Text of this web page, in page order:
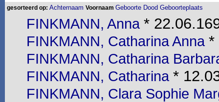
gesorteerd op: Achternaam Voornaam Geboorte Dood Geboorteplaats
FINKMANN, Anna *
FINKMANN, Catharina Anna *
FINKMANN, Catharina
FINKMANN, Catharina *
FINKMANN, Clara Sophie